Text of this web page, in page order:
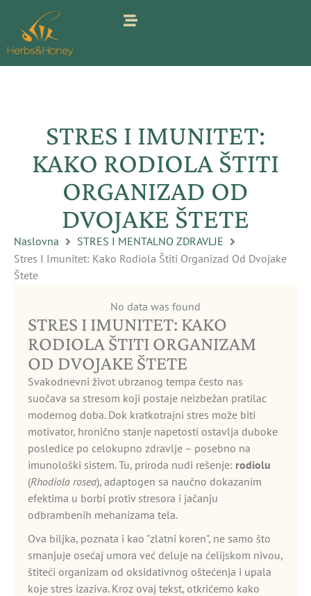
sadržaj
STRES I IMUNITET:
KAKO RODIOLA ŠTITI
ORGANIZAD OD
DVOJAKE ŠTETE
Naslovna
STRES I MENTALNO ZDRAVLJE
Stres I Imunitet: Kako Rodiola Štiti Organizad Od Dvojake
Štete
No data was found
STRES I IMUNITET: KAKO
RODIOLA ŠTITI ORGANIZAM
OD DVOJAKE ŠTETE
Svakodnevni život ubrzanog tempa često nas
suočava sa stresom koji postaje neizbežan pratilac
modernog doba. Dok kratkotrajni stres može biti
motivator, hronično stanje napetosti ostavlja duboke
posledice po celokupno zdravlje – posebno na
imunološki sistem. Tu, priroda nudi rešenje: rodiolu
(Rhodiola rosea), adaptogen sa naučno dokazanim
efektima u borbi protiv stresora i jačanju
odbrambenih mehanizama tela.
Ova biljka, poznata i kao "zlatni koren", ne samo što
smanjuje osećaj umora već deluje na ćelijskom nivou,
štiteći organizam od oksidativnog oštećenja i upala
koje stres izaziva. Kroz ovaj tekst, otkrićemo kako